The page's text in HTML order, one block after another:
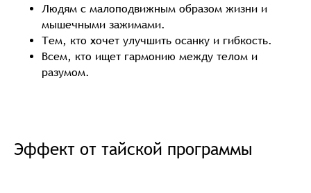
Людям с малоподвижным образом жизни и
мышечными зажимами.
Тем, кто хочет улучшить осанку и гибкость.
Всем, кто ищет гармонию между телом и
разумом.
Эффект от тайской программы